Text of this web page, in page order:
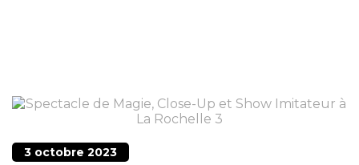
3 octobre 2023